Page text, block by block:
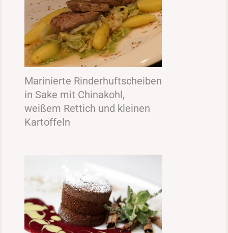
Marinierte Rinderhuftscheiben
in Sake mit Chinakohl,
weißem Rettich und kleinen
Kartoffeln